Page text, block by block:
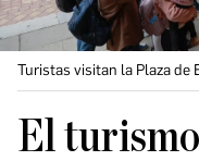
Turistas visitan la Plaza de
El